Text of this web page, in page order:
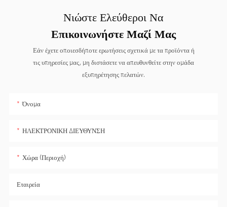
Νιώστε Ελεύθεροι Να
Επικοινωνήστε Μαζί Μας
Εάν έχετε οποιεσδήποτε ερωτήσεις σχετικά με τα προϊόντα ή
τις υπηρεσίες μας, μη διστάσετε να απευθυνθείτε στην ομάδα
εξυπηρέτησης πελατών.
Όνομα
ΗΛΕΚΤΡΟΝΙΚΗ ΔΙΕΥΘΥΝΣΗ
Χώρα (Περιοχή)
Εταιρεία